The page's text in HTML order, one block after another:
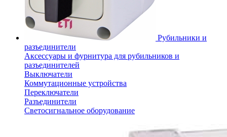
Рубильники и
разъединители
Аксессуары и фурнитура для рубильников и
разъединителей
Выключатели
Коммутационные устройства
Переключатели
Разъединители
Светосигнальное оборудование